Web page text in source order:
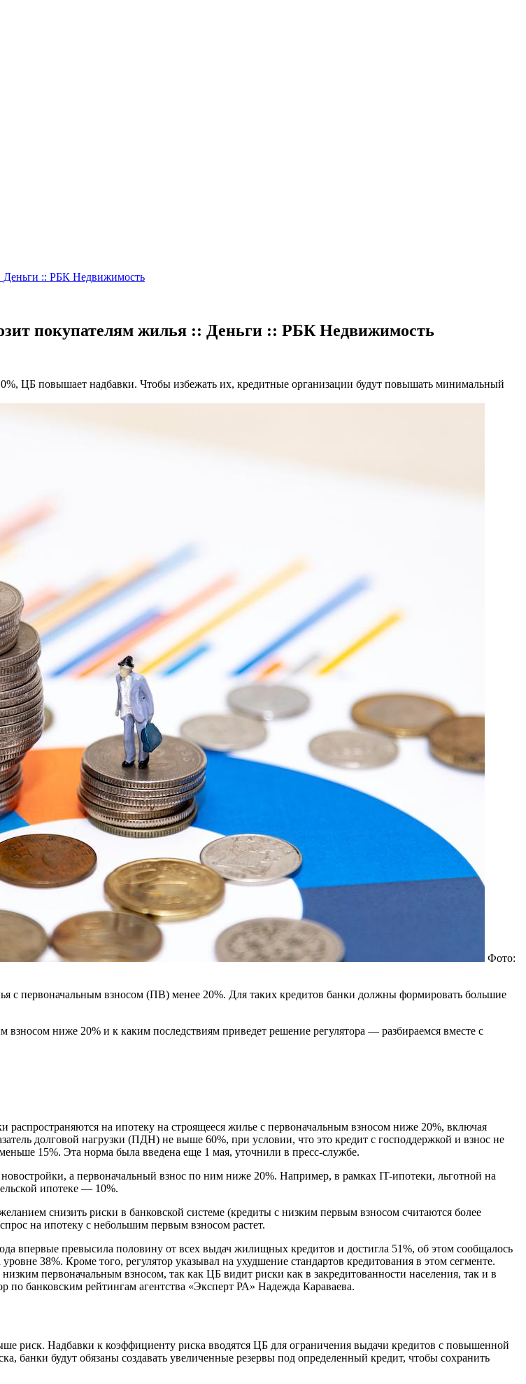
Деньги :: РБК Недвижимость
покупателям жилья :: Деньги :: РБК Недвижимость
ЦБ повышает надбавки. Чтобы избежать их, кредитные организации будут повышать минимальный
Фото:
первоначальным взносом (ПВ) менее 20%. Для таких кредитов банки должны формировать большие
взносом ниже 20% и к каким последствиям приведет решение регулятора — разбираемся вместе с
на ипотеку на строящееся жилье с первоначальным взносом ниже 20%, включая
долговой нагрузки (ПДН) не выше 60%, при условии, что это кредит с господдержкой и взнос не
15%. Эта норма была введена еще 1 мая, уточнили в пресс-службе.
а первоначальный взнос по ним ниже 20%. Например, в рамках IT-ипотеки, льготной на
ипотеке — 10%.
снизить риски в банковской системе (кредиты с низким первым взносом считаются более
на ипотеку с небольшим первым взносом растет.
впервые превысила половину от всех выдач жилищных кредитов и достигла 51%, об этом сообщалось
38%. Кроме того, регулятор указывал на ухудшение стандартов кредитования в этом сегменте.
первоначальным взносом, так как ЦБ видит риски как в закредитованности населения, так и в
по банковским рейтингам агентства «Эксперт РА» Надежда Караваева.
риск. Надбавки к коэффициенту риска вводятся ЦБ для ограничения выдачи кредитов с повышенной
банки будут обязаны создавать увеличенные резервы под определенный кредит, чтобы сохранить